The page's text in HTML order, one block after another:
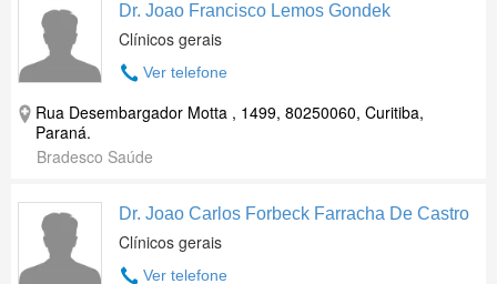
Dr. Joao Francisco Lemos Gondek
Clínicos gerais
Ver telefone
Rua Desembargador Motta , 1499, 80250060, Curitiba,
Paraná.
Bradesco Saúde
Dr. Joao Carlos Forbeck Farracha De Castro
Clínicos gerais
Ver telefone